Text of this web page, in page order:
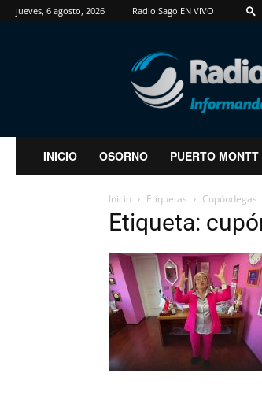
jueves, 6 agosto, 2026 Radio Sago EN VIVO
RadioSago
INICIO OSORNO PUERTO MONTT
Inicio Etiquetas Cupóndegas
Etiqueta: